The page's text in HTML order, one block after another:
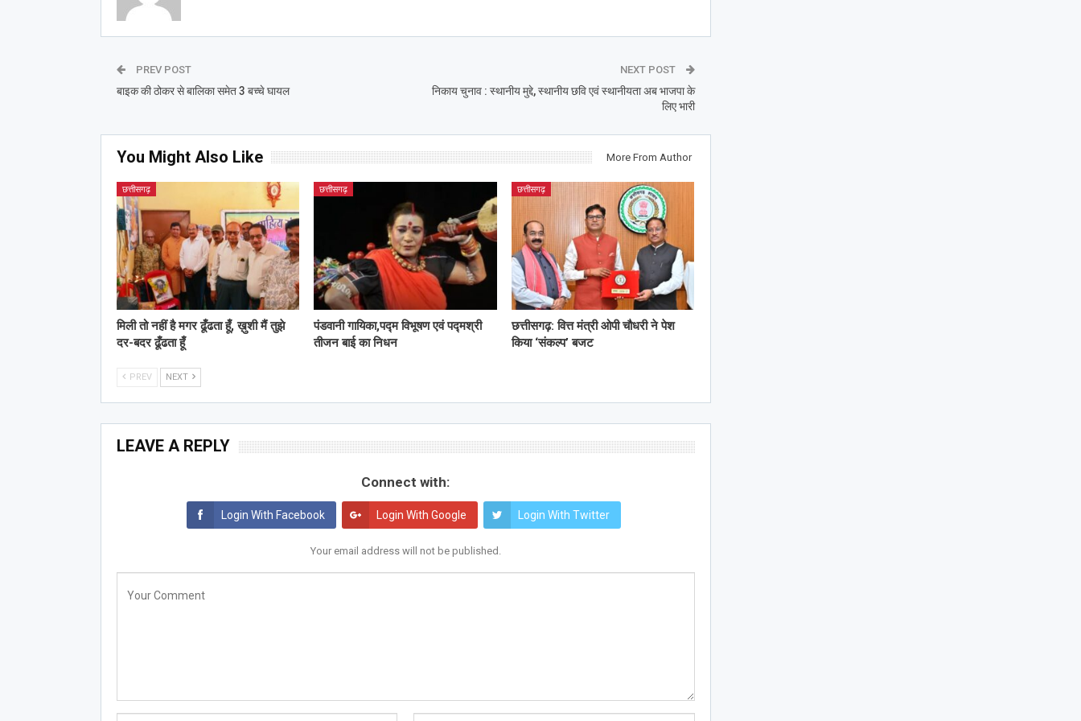
PREV POST
बाइक की ठोकर से बालिका समेत 3 बच्चे घायल
NEXT POST
निकाय चुनाव : स्थानीय मुद्दे, स्थानीय छवि एवं स्थानीयता अब भाजपा के
लिए भारी
You Might Also Like More From Author
छत्तीसगढ़
मिली तो नहीं है मगर ढूँढता हूँ, ख़ुशी मैं तुझे
दर-बदर ढूँढता हूँ
छत्तीसगढ़
पंडवानी गायिका,पद्म विभूषण एवं पद्मश्री
तीजन बाई का निधन
छत्तीसगढ़
छत्तीसगढ़: वित्त मंत्री ओपी चौधरी ने पेश
किया ‘संकल्प’ बजट
PREV NEXT
LEAVE A REPLY
Connect with:
Login With Facebook Login With Google Login With Twitter
Your email address will not be published.